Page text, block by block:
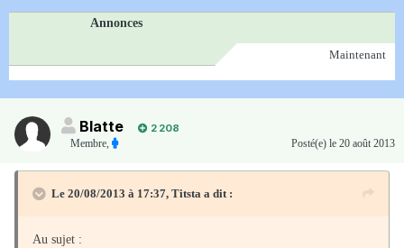
Annonces
Maintenant
Blatte
2 208
Membre, Posté(e) le 20 août 2013
Le 20/08/2013 à 17:37, Titsta a dit :
Au sujet :